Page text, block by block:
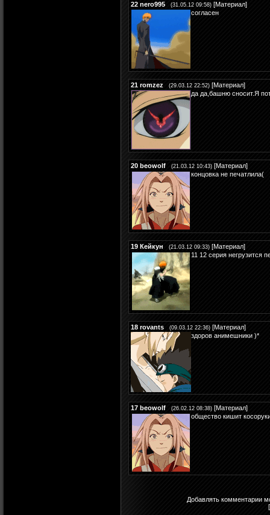
22 nero995 (31.05.12 09:58) [Материал]
согласен
21 romzez (29.03.12 22:52) [Материал]
да да,башню сносит.Я
20 beowolf (21.03.12 10:43) [Материал]
концовка не печатлила(
19 Кейкун (21.03.12 09:33) [Материал]
11 12 серия негрузится
18 rovants (09.03.12 22:36) [Материал]
здоров анимешники )*
17 beowolf (26.02.12 08:38) [Материал]
общество кишит
Добавлять комментарии